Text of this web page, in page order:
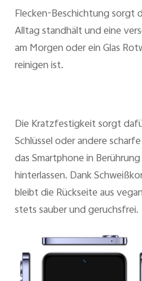
Flecken-Beschichtung sorgt
Alltag standhält und eine
am Morgen oder ein Glas
reinigen ist.
Die Kratzfestigkeit sorgt
Schlüssel oder andere
das Smartphone in
hinterlassen. Dank
bleibt die Rückseite aus
stets sauber und geruchsfrei.